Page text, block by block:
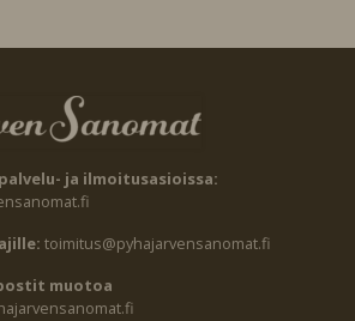
ja ilmoitusasioissa:
toimitus@pyhajarvensanomat.fi
muotoa